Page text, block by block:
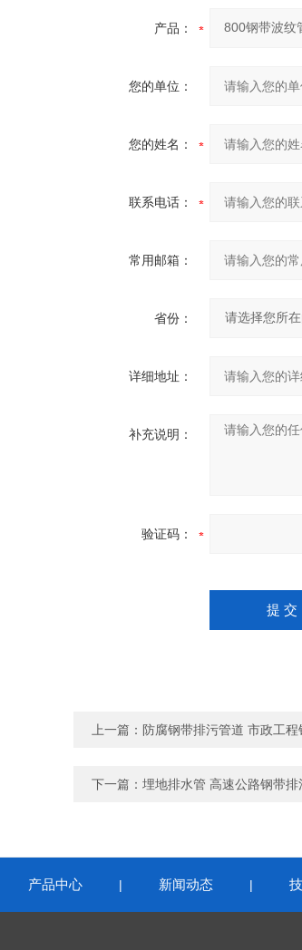
产品：
您的单位：
您的姓名：
联系电话：
常用邮箱：
省份：
详细地址：
补充说明：
验证码：
上一篇： 防腐钢带排污管道 市政工程
下一篇： 埋地排水管 高速公路钢带排
产品中心 | 新闻动态 |